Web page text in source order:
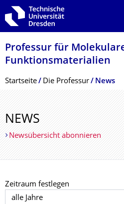
Zur Hauptnavigation springen
Zur Suche springen
Zum Inhalt springen
Professur für
Funktionsmateria­lien
Breadcrumb-Menü
Startseite Die Professur News
NEWS
Newsübersicht abonnieren
Zeitraum festlegen
Jahr auswählen